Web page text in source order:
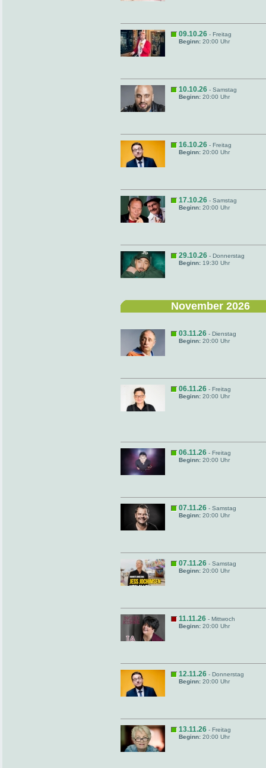
09.10.26 - Freitag
Beginn: 20:00 Uhr
10.10.26 - Samstag
Beginn: 20:00 Uhr
16.10.26 - Freitag
Beginn: 20:00 Uhr
17.10.26 - Samstag
Beginn: 20:00 Uhr
29.10.26 - Donnerstag
Beginn: 19:30 Uhr
November 2026
03.11.26 - Dienstag
Beginn: 20:00 Uhr
06.11.26 - Freitag
Beginn: 20:00 Uhr
06.11.26 - Freitag
Beginn: 20:00 Uhr
07.11.26 - Samstag
Beginn: 20:00 Uhr
07.11.26 - Samstag
Beginn: 20:00 Uhr
11.11.26 - Mittwoch
Beginn: 20:00 Uhr
12.11.26 - Donnerstag
Beginn: 20:00 Uhr
13.11.26 - Freitag
Beginn: 20:00 Uhr